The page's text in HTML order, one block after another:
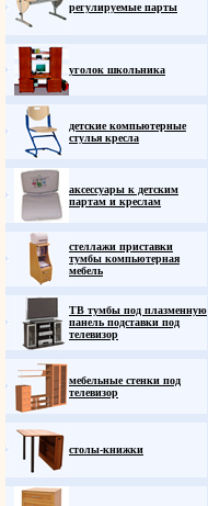
регулируемые парты
уголок школьника
детские компьютерные
стулья кресла
аксессуары к детским
партам и креслам
стеллажи приставки
тумбы компьютерная
мебель
ТВ тумбы под плазменную
панель подставки под
телевизор
мебельные стенки под
телевизор
столы-книжки